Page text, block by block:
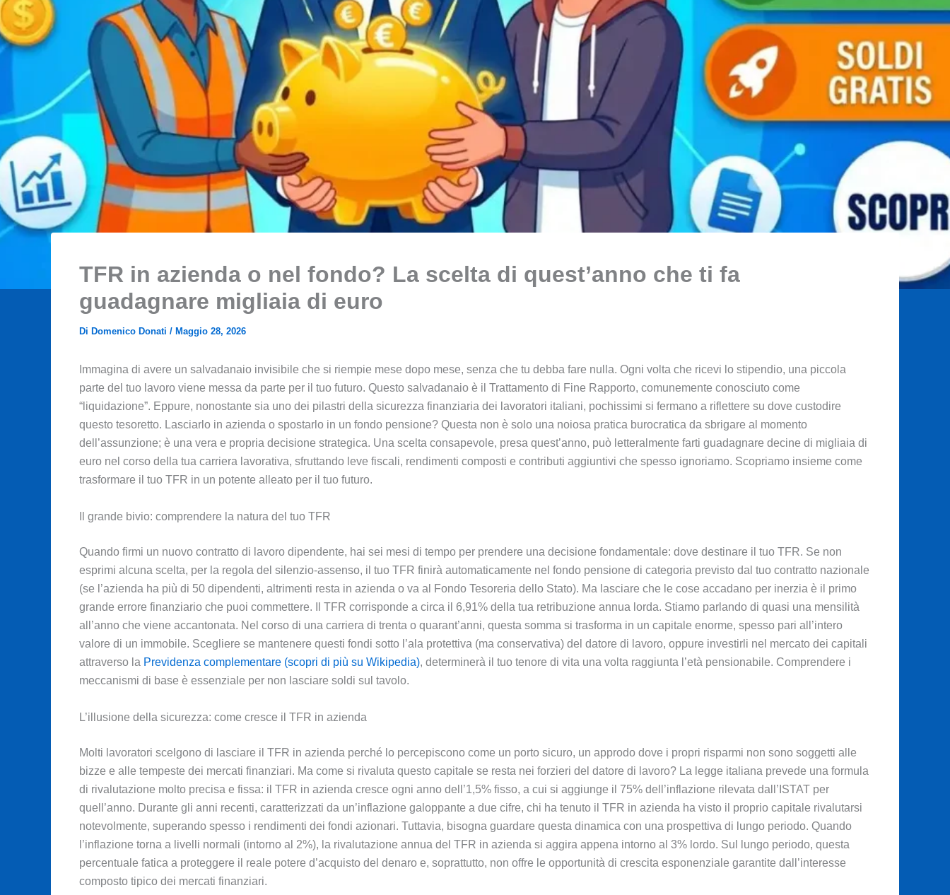
TFR in azienda o nel fondo? La scelta di quest’anno che ti fa
guadagnare migliaia di euro
Di Domenico Donati / Maggio 28, 2026
Immagina di avere un salvadanaio invisibile che si riempie mese dopo mese, senza che tu debba fare nulla. Ogni volta che ricevi lo stipendio, una piccola
parte del tuo lavoro viene messa da parte per il tuo futuro. Questo salvadanaio è il Trattamento di Fine Rapporto, comunemente conosciuto come
“liquidazione”. Eppure, nonostante sia uno dei pilastri della sicurezza finanziaria dei lavoratori italiani, pochissimi si fermano a riflettere su dove custodire
questo tesoretto. Lasciarlo in azienda o spostarlo in un fondo pensione? Questa non è solo una noiosa pratica burocratica da sbrigare al momento
dell’assunzione; è una vera e propria decisione strategica. Una scelta consapevole, presa quest’anno, può letteralmente farti guadagnare decine di migliaia di
euro nel corso della tua carriera lavorativa, sfruttando leve fiscali, rendimenti composti e contributi aggiuntivi che spesso ignoriamo. Scopriamo insieme come
trasformare il tuo TFR in un potente alleato per il tuo futuro.
Il grande bivio: comprendere la natura del tuo TFR
Quando firmi un nuovo contratto di lavoro dipendente, hai sei mesi di tempo per prendere una decisione fondamentale: dove destinare il tuo TFR. Se non
esprimi alcuna scelta, per la regola del silenzio-assenso, il tuo TFR finirà automaticamente nel fondo pensione di categoria previsto dal tuo contratto nazionale
(se l’azienda ha più di 50 dipendenti, altrimenti resta in azienda o va al Fondo Tesoreria dello Stato). Ma lasciare che le cose accadano per inerzia è il primo
grande errore finanziario che puoi commettere. Il TFR corrisponde a circa il 6,91% della tua retribuzione annua lorda. Stiamo parlando di quasi una mensilità
all’anno che viene accantonata. Nel corso di una carriera di trenta o quarant’anni, questa somma si trasforma in un capitale enorme, spesso pari all’intero
valore di un immobile. Scegliere se mantenere questi fondi sotto l’ala protettiva (ma conservativa) del datore di lavoro, oppure investirli nel mercato dei capitali
attraverso la Previdenza complementare (scopri di più su Wikipedia), determinerà il tuo tenore di vita una volta raggiunta l’età pensionabile. Comprendere i
meccanismi di base è essenziale per non lasciare soldi sul tavolo.
L’illusione della sicurezza: come cresce il TFR in azienda
Molti lavoratori scelgono di lasciare il TFR in azienda perché lo percepiscono come un porto sicuro, un approdo dove i propri risparmi non sono soggetti alle
bizze e alle tempeste dei mercati finanziari. Ma come si rivaluta questo capitale se resta nei forzieri del datore di lavoro? La legge italiana prevede una formula
di rivalutazione molto precisa e fissa: il TFR in azienda cresce ogni anno dell’1,5% fisso, a cui si aggiunge il 75% dell’inflazione rilevata dall’ISTAT per
quell’anno. Durante gli anni recenti, caratterizzati da un’inflazione galoppante a due cifre, chi ha tenuto il TFR in azienda ha visto il proprio capitale rivalutarsi
notevolmente, superando spesso i rendimenti dei fondi azionari. Tuttavia, bisogna guardare questa dinamica con una prospettiva di lungo periodo. Quando
l’inflazione torna a livelli normali (intorno al 2%), la rivalutazione annua del TFR in azienda si aggira appena intorno al 3% lordo. Sul lungo periodo, questa
percentuale fatica a proteggere il reale potere d’acquisto del denaro e, soprattutto, non offre le opportunità di crescita esponenziale garantite dall’interesse
composto tipico dei mercati finanziari.